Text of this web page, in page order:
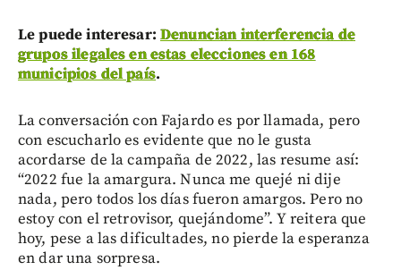
Le puede interesar: Denuncian interferencia de
grupos ilegales en estas elecciones en 168
municipios del país.
La conversación con Fajardo es por llamada, pero
con escucharlo es evidente que no le gusta
acordarse de la campaña de 2022, las resume así:
“2022 fue la amargura. Nunca me quejé ni dije
nada, pero todos los días fueron amargos. Pero no
estoy con el retrovisor, quejándome”. Y reitera que
hoy, pese a las dificultades, no pierde la esperanza
en dar una sorpresa.